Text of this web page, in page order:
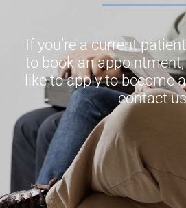
If you’re a current
to book an
like to apply to become
contact